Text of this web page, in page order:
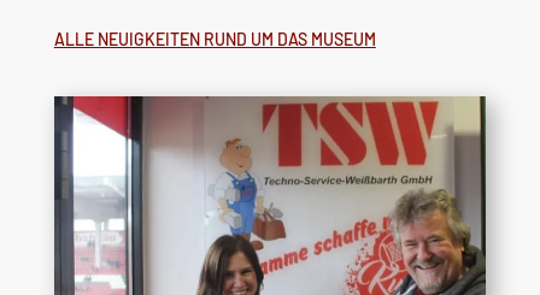
ALLE NEUIGKEITEN RUND UM DAS MUSEUM